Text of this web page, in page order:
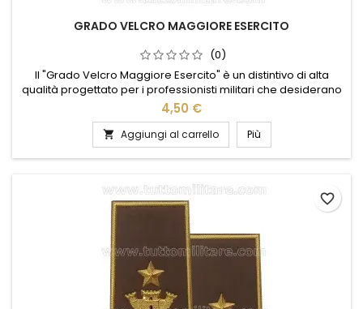
GRADO VELCRO MAGGIORE ESERCITO
(0)
Il "Grado Velcro Maggiore Esercito" è un distintivo di alta
qualità progettato per i professionisti militari che desiderano
esibire con orgoglio il loro rango. Realizzato con materiali
resistenti e un sistema di fissaggio in velcro, garantisce una
tenuta sicura e duratura su uniformi e abbigliamento tattico. Il
design dettagliato e i colori vivaci...
4,50 €
 Aggiungi al carrello Più
favorite_border